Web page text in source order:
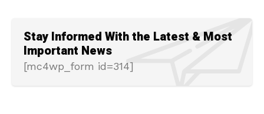
Stay Informed With the Latest & Most
Important News
[mc4wp_form id=314]